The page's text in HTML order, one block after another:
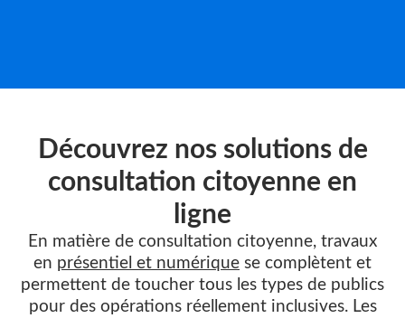
Découvrez nos solutions de
consultation citoyenne en
ligne
En matière de consultation citoyenne, travaux
en présentiel et numérique se complètent et
permettent de toucher tous les types de publics
pour des opérations réellement inclusives. Les